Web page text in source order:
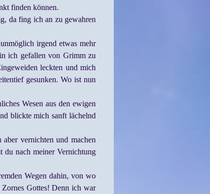
finden können.
da fing ich an zu gewahren
irgend etwas mehr
ich gefallen von Grimm zu
leckten und mich
gesunken. Wo ist nun
Wesen aus den ewigen
blickte mich sanft lächelnd
vernichten und machen
du nach meiner Vernichtung
Wegen dahin, von wo
Gottes! Denn ich war